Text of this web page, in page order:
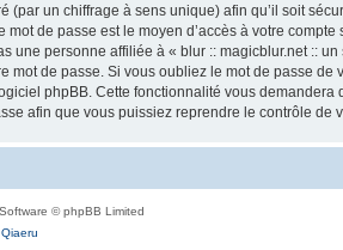
(par un chiffrage à sens unique) afin qu’il soit
mot de passe est le moyen d’accès à votre
une personne affiliée à « blur :: magicblur.net ::
mot de passe. Si vous oubliez le mot de passe
phpBB. Cette fonctionnalité vous
afin que vous puissiez reprendre le contrôle de
© phpBB Limited
Qiaeru